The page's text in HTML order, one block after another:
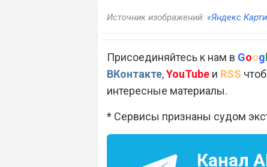
Источник изображений: «Яндекс
Присоединяйтесь к нам в Googl
ВКонтакте,YouTube и RSS
интересные материалы.
* Сервисы признаны судом
Канал